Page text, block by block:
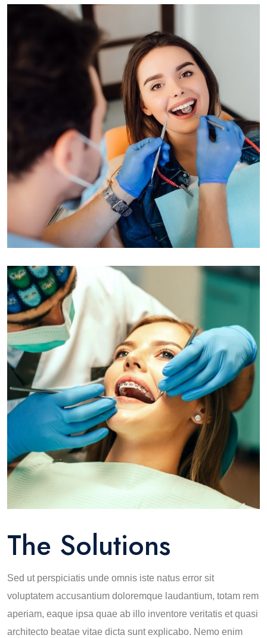
The Solutions
Sed ut perspiciatis unde omnis iste natus error sit
voluptatem accusantium doloremque laudantium, totam rem
aperiam, eaque ipsa quae ab illo inventore veritatis et quasi
architecto beatae vitae dicta sunt explicabo. Nemo enim